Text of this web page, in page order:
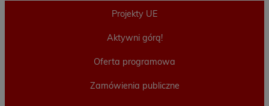
Projekty UE
Aktywni górą!
Oferta programowa
Zamówienia publiczne